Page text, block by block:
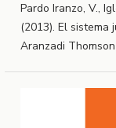
Pardo Iranzo, V.,
(2013). El sistema
Aranzadi